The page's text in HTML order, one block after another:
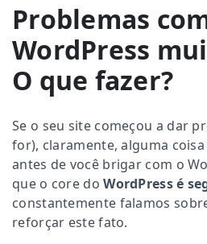
Problemas
WordPress
O que fazer?
Se o seu site começou a dar
for), claramente, alguma
antes de você brigar com o
que o core doWordPress é
constantemente falamos
reforçar este fato.